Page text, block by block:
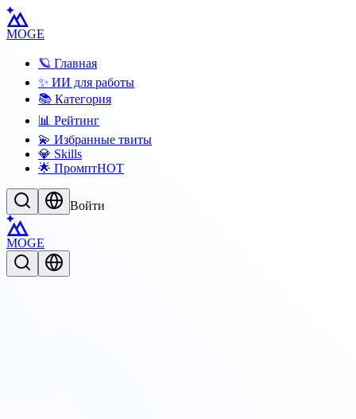
MOGE
🪐 Главная
✨ ИИ для работы
📚 Категория
📊 Рейтинг
💫 Избранные твиты
💎 Skills
🌟 ПромптHOT
Войти
MOGE